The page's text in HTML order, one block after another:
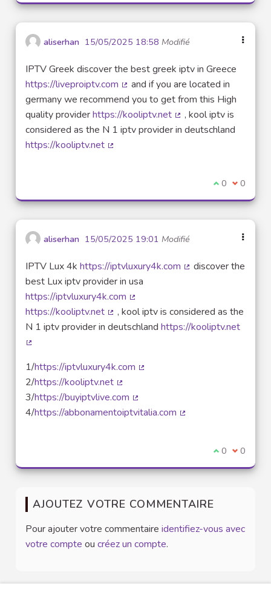
aliserhan 15/05/2025 18:58 Modifié
IPTV Greek discover the best greek iptv in Greece
https://liveproiptv.com
(Lien externe)
and if you are located in
germany we recommend you to get from this High
quality providerhttps://kooliptv.net
(Lien externe)
, kool iptv is
considered as the N 1 iptv provider in deutschland
https://kooliptv.net
Je suis
0 Je ne
0
aliserhan 15/05/2025 19:01 Modifié
IPTV Lux 4k https://iptvluxury4k.com
discover the
best Lux iptv provider in usa
https://iptvluxury4k.com
(Lien externe)
https://kooliptv.net
(Lien externe)
, kool iptv is considered as the
N 1 iptv provider in deutschland https://kooliptv.net
1/https://iptvluxury4k.com
2/https://kooliptv.net
(Lien externe)
3/https://buyiptvlive.com
(Lien externe)
4/https://abbonamentoiptvitalia.com
Je suis
0 Je ne
0
AJOUTEZ VOTRE COMMENTAIRE
Pour ajouter votre commentaire identifiez-vous avec
votre compte ou créez un compte.